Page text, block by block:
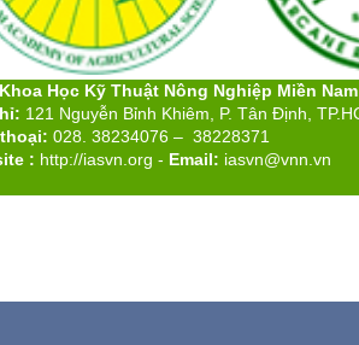
Học Kỹ Thuật Nông Nghiệp Miền Nam
121 Nguyễn Bỉnh Khiêm, P. Tân Định,
028. 38234076 – 38228371
: http://iasvn.org - Email: iasvn@vnn.vn